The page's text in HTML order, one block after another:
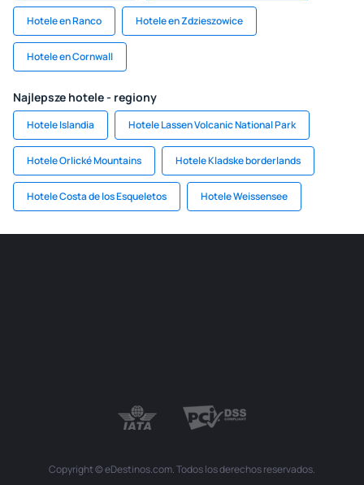
Hotele en Ranco Hotele en Zdzieszowice
Hotele en Cornwall
Najlepsze hotele - regiony
Hotele Islandia Hotele Lassen Volcanic National Park
Hotele Orlické Mountains Hotele Kladske borderlands
Hotele Costa de los Esqueletos Hotele Weissensee
Copyright © eDestinos.com. Todos los derechos reservados.